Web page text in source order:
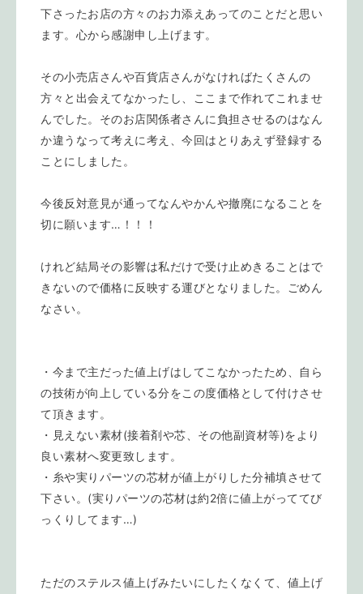
下さったお店の方々のお力添えあってのことだと思い
ます。心から感謝申し上げます。
その小売店さんや百貨店さんがなければたくさんの
方々と出会えてなかったし、ここまで作れてこれませ
んでした。そのお店関係者さんに負担させるのはなん
か違うなって考えに考え、今回はとりあえず登録する
ことにしました。
今後反対意見が通ってなんやかんや撤廃になることを
切に願います…！！！
けれど結局その影響は私だけで受け止めきることはで
きないので価格に反映する運びとなりました。ごめん
なさい。
・今まで主だった値上げはしてこなかったため、自ら
の技術が向上している分をこの度価格として付けさせ
て頂きます。
・見えない素材(接着剤や芯、その他副資材等)をより
良い素材へ変更致します。
・糸や実りパーツの芯材が値上がりした分補填させて
下さい。(実りパーツの芯材は約2倍に値上がっててび
っくりしてます…)
ただのステルス値上げみたいにしたくなくて、値上げ